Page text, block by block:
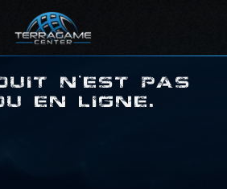
N'EST PAS
EN LIGNE.